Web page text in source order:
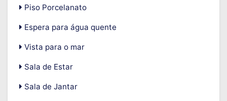
Piso Porcelanato
Espera para água quente
Vista para o mar
Sala de Estar
Sala de Jantar